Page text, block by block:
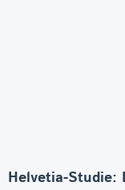
Helvetia-Studie: